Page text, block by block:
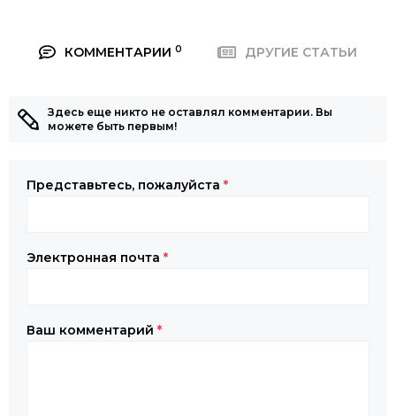
КОММЕНТАРИИ 0 ДРУГИЕ СТАТЬИ
Здесь еще никто не оставлял комментарии. Вы
можете быть первым!
Представьтесь, пожалуйста *
Электронная почта *
Ваш комментарий *